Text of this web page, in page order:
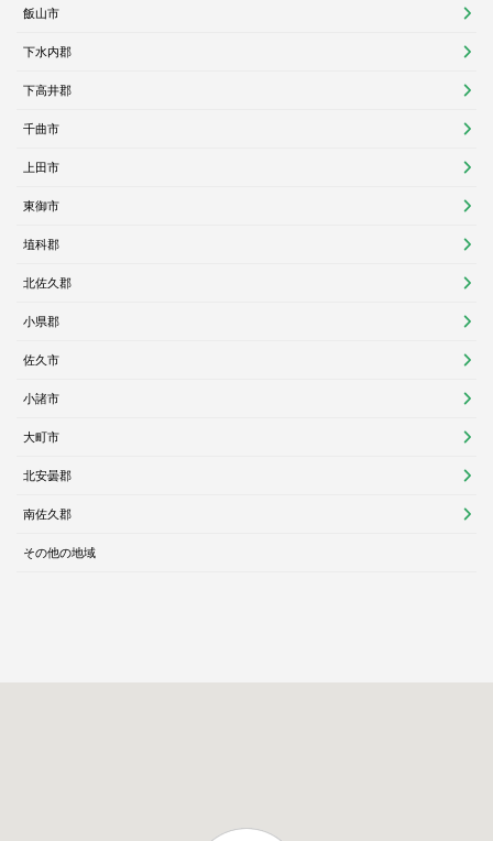
飯山市
下水内郡
下高井郡
千曲市
上田市
東御市
埴科郡
北佐久郡
小県郡
佐久市
小諸市
大町市
北安曇郡
南佐久郡
その他の地域